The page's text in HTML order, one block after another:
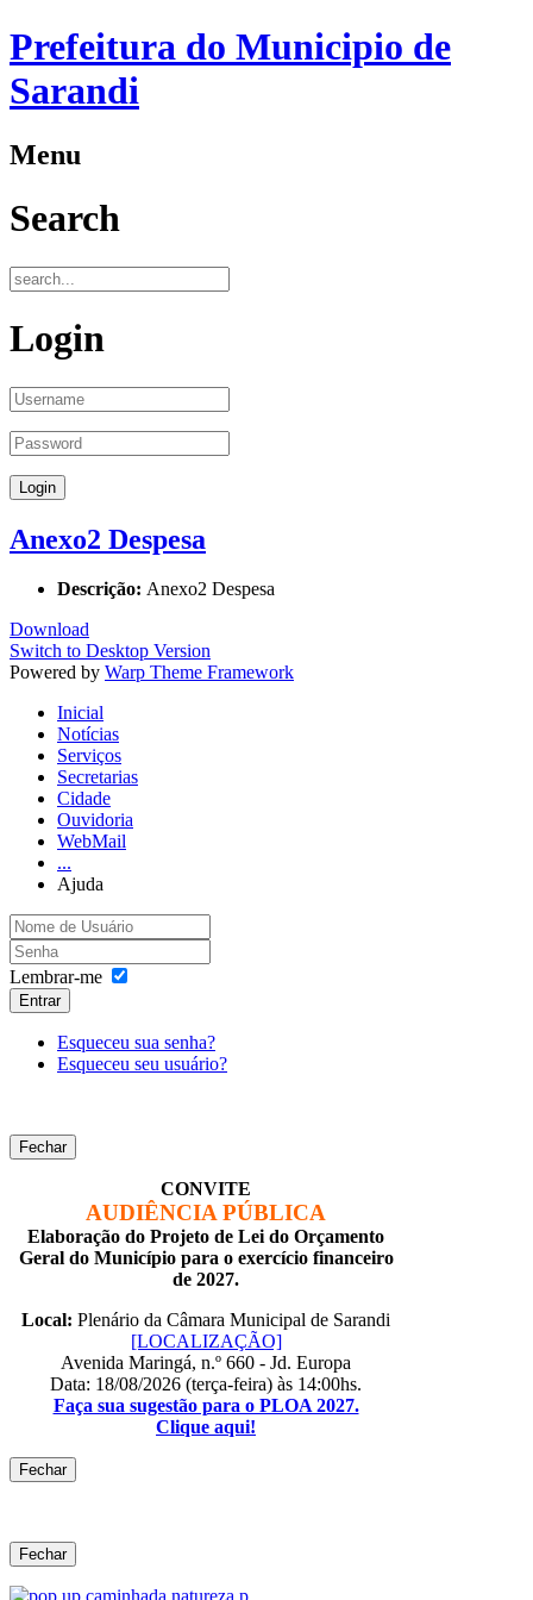
Prefeitura do Municipio de
Sarandi
Menu
Search
Login
Anexo2 Despesa
Descrição: Anexo2 Despesa
Download
Switch to Desktop Version
Powered by Warp Theme Framework
Inicial
Notícias
Serviços
Secretarias
Cidade
Ouvidoria
WebMail
...
Ajuda
Lembrar-me
Entrar
Esqueceu sua senha?
Esqueceu seu usuário?
Fechar
CONVITE
AUDIÊNCIA PÚBLICA
Elaboração do Projeto de Lei do Orçamento
Geral do Município para o exercício financeiro
de 2027.
Local: Plenário da Câmara Municipal de Sarandi
[LOCALIZAÇÃO]
Avenida Maringá, n.º 660 - Jd. Europa
Data: 18/08/2026 (terça-feira) às 14:00hs.
Faça sua sugestão para o PLOA 2027.
Clique aqui!
Fechar
Fechar